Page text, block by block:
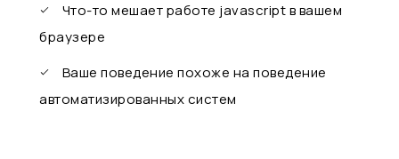
Что-то мешает работе javascript в вашем
браузере
Ваше поведение похоже на поведение
автоматизированных систем